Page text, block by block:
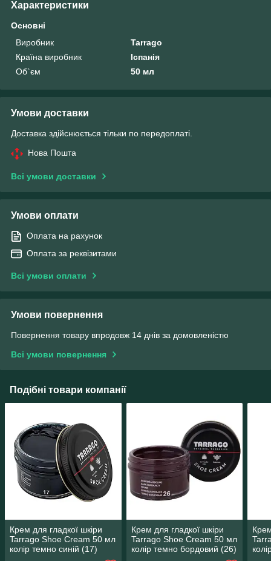
Характеристики
Основні
Виробник
Tarrago
Країна виробник
Іспанія
Об`єм
50 мл
Умови доставки
Доставка здійснюється тільки по передоплаті.
Нова Пошта
Всі умови доставки
Умови оплати
Оплата на рахунок
Оплата за реквізитами
Всі умови оплати
Умови повернення
Повернення товару впродовж 14 днів за домовленістю
Всі умови повернення
Подібні товари компанії
Крем для гладкої шкіри
Tarrago Shoe Cream 50 мл
колір темно синій (17)
Крем для гладкої шкіри
Tarrago Shoe Cream 50 мл
колір темно бордовий (26)